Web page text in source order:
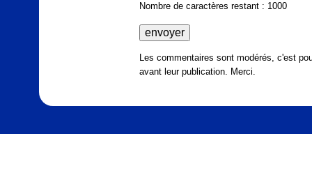
Nombre de caractères restant : 1000
Les commentaires sont modérés, c'est
avant leur publication. Merci.